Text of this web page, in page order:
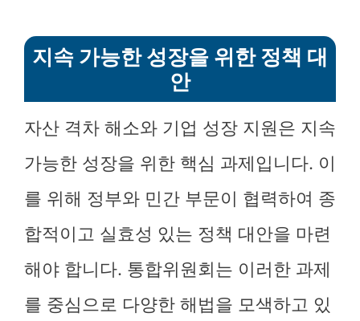
지속 가능한 성장을 위한 정책 대
안
자산 격차 해소와 기업 성장 지원은 지속
가능한 성장을 위한 핵심 과제입니다. 이
를 위해 정부와 민간 부문이 협력하여 종
합적이고 실효성 있는 정책 대안을 마련
해야 합니다. 통합위원회는 이러한 과제
를 중심으로 다양한 해법을 모색하고 있